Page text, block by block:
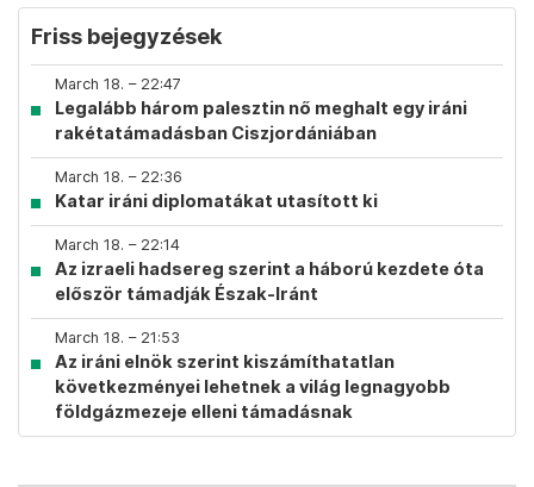
Friss bejegyzések
March 18. – 22:47
Legalább három palesztin nő meghalt egy iráni
rakétatámadásban Ciszjordániában
March 18. – 22:36
Katar iráni diplomatákat utasított ki
March 18. – 22:14
Az izraeli hadsereg szerint a háború kezdete óta
először támadják Észak-Iránt
March 18. – 21:53
Az iráni elnök szerint kiszámíthatatlan
következményei lehetnek a világ legnagyobb
földgázmezeje elleni támadásnak